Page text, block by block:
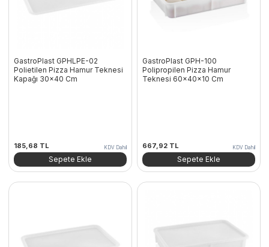
GastroPlast GPHLPE-02
Polietilen Pizza Hamur Teknesi
Kapağı 30×40 Cm
185,68 TL KDV Dahil
Sepete Ekle
GastroPlast GPH-100
Polipropilen Pizza Hamur
Teknesi 60x40x10 Cm
667,92 TL KDV Dahil
Sepete Ekle